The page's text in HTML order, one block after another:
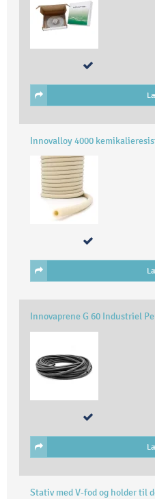
Innovalloy 4000
Innovaprene G 60 Industriel
Stativ med V-fod og holder til